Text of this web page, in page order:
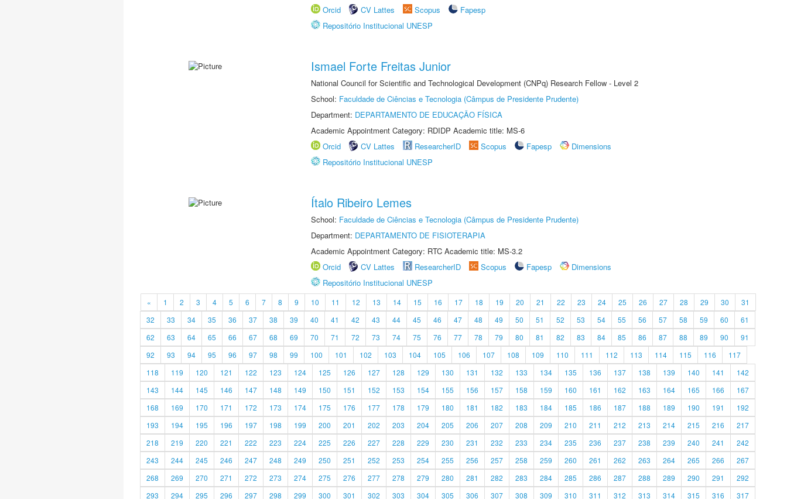
Orcid
CV Lattes Scopus
Fapesp
Repositório Institucional UNESP
Ismael Forte Freitas Junior
National Council for Scientific and Technological Development (CNPq) Research Fellow - Level 2
School: Faculdade de Ciências e Tecnologia (Câmpus de Presidente Prudente)
Department: DEPARTAMENTO DE EDUCAÇÃO FÍSICA
Academic Appointment Category: RDIDP Academic title: MS-6
Orcid
CV Lattes ResearcherID Scopus Fapesp
Dimensions
Repositório Institucional UNESP
Ítalo Ribeiro Lemes
School: Faculdade de Ciências e Tecnologia (Câmpus de Presidente Prudente)
Department: DEPARTAMENTO DE FISIOTERAPIA
Academic Appointment Category: RTC Academic title: MS-3.2
Orcid
CV Lattes ResearcherID Scopus Fapesp
Dimensions
Repositório Institucional UNESP
« 1 2 3 4 5 6 7 8 9 10 11 12 13 14 15 16 17 18 19 20 21 22 23 24 25 26 27 28 29 30
31
32
33 34 35 36 37 38 39 40 41 42 43 44 45 46 47 48 49 50 51 52 53 54 55 56 57 58 59 60
61
62
63 64 65 66 67 68 69 70 71 72 73 74 75 76 77 78 79 80 81 82 83 84 85 86 87 88 89 90
91
92
93 94 95 96 97 98 99 100 101 102 103 104 105 106 107 108 109 110 111 112 113 114 115 116
117
118
119 120 121 122 123 124 125 126 127 128 129 130 131 132 133 134 135 136 137 138 139 140 141
142
143
144 145 146 147 148 149 150 151 152 153 154 155 156 157 158 159 160 161 162 163 164 165 166
167
168
169 170 171 172 173 174 175 176 177 178 179 180 181 182 183 184 185 186 187 188 189 190 191
192
193
194 195 196 197 198 199 200 201 202 203 204 205 206 207 208 209 210 211 212 213 214 215 216
217
218
219 220 221 222 223 224 225 226 227 228 229 230 231 232 233 234 235 236 237 238 239 240 241
242
243
244 245 246 247 248 249 250 251 252 253 254 255 256 257 258 259 260 261 262 263 264 265 266
267
268
269 270 271 272 273 274 275 276 277 278 279 280 281 282 283 284 285 286 287 288 289 290 291
292
293
294 295 296 297 298 299 300 301 302 303 304 305 306 307 308 309 310 311 312 313 314 315 316 317